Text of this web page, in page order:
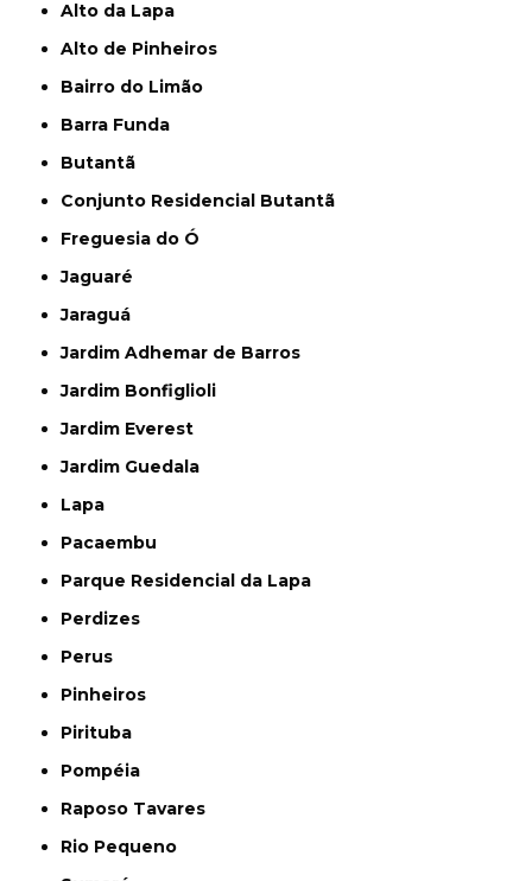
Alto da Lapa
Alto de Pinheiros
Bairro do Limão
Barra Funda
Butantã
Conjunto Residencial Butantã
Freguesia do Ó
Jaguaré
Jaraguá
Jardim Adhemar de Barros
Jardim Bonfiglioli
Jardim Everest
Jardim Guedala
Lapa
Pacaembu
Parque Residencial da Lapa
Perdizes
Perus
Pinheiros
Pirituba
Pompéia
Raposo Tavares
Rio Pequeno